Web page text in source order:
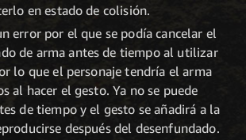
en estado de colisión.
error por el que se podía cancelar el
de arma antes de tiempo al utilizar
lo que el personaje tendría el arma
al hacer el gesto. Ya no se puede
de tiempo y el gesto se añadirá a la
después del desenfundado.